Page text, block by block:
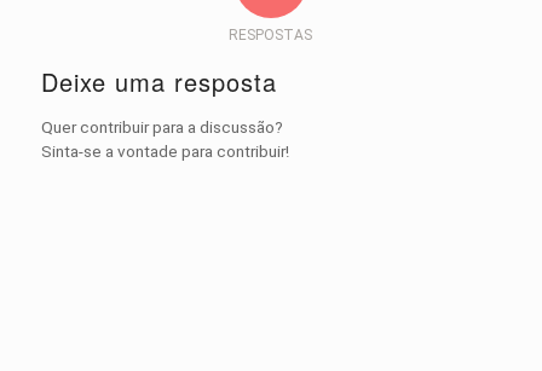
RESPOSTAS
Deixe uma resposta
Quer contribuir para a discussão?
Sinta-se a vontade para contribuir!